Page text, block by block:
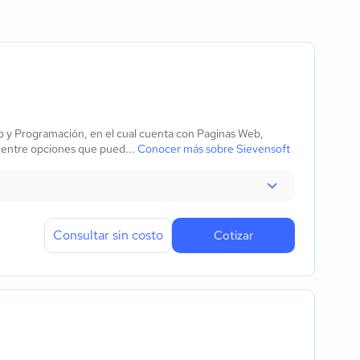
prediseñadas
Programación, en el cual cuenta con Paginas Web,
opciones que pued... Conocer más sobre Sievensoft
Consultar sin costo Cotizar